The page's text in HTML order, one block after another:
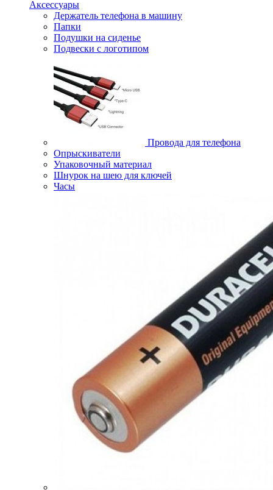
Аксессуары
Держатель телефона в машину
Папки
Подушки на сиденье
Подвески с логотипом
Провода для телефона
Опрыскиватели
Упаковочный материал
Шнурок на шею для ключей
Часы